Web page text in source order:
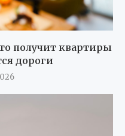
получит квартиры
дороги